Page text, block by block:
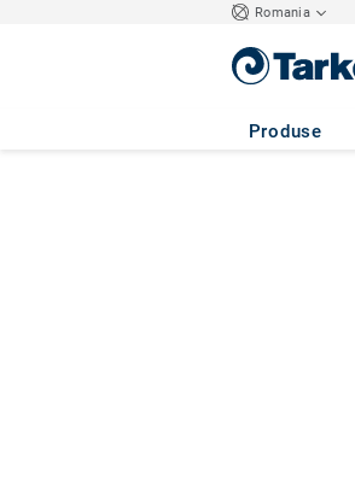
Romania
Produse